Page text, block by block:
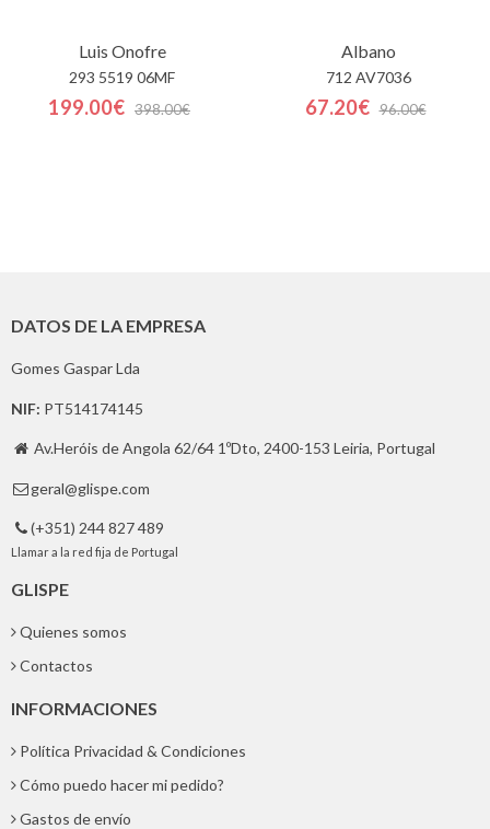
Luis Onofre
293 5519 06MF
199.00€ 398.00€
Albano
712 AV7036
67.20€ 96.00€
DATOS DE LA EMPRESA
Gomes Gaspar Lda
NIF: PT514174145
 Av.Heróis de Angola 62/64 1ºDto, 2400-153 Leiria, Portugal
 geral@glispe.com
 (+351) 244 827 489
Llamar a la red fija de Portugal
GLISPE
Quienes somos
Contactos
INFORMACIONES
Política Privacidad & Condiciones
Cómo puedo hacer mi pedido?
Gastos de envío